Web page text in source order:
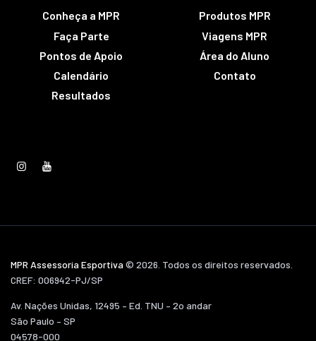
Conheça a MPR
Faça Parte
Pontos de Apoio
Calendário
Resultados
Produtos MPR
Viagens MPR
Área do Aluno
Contato
MPR Assessoria Esportiva © 2026. Todos os direitos reservados.
CREF: 006942-PJ/SP
Av. Nações Unidas, 12495 – Ed. TNU – 2o andar
São Paulo – SP
04578-000